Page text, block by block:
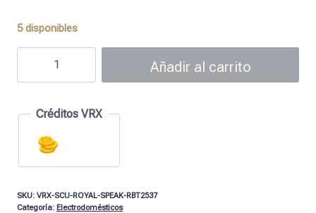
5 disponibles
Añadir al carrito
Créditos VRX
SKU: VRX-SCU-ROYAL-SPEAK-RBT2537
Categoría: Electrodomésticos